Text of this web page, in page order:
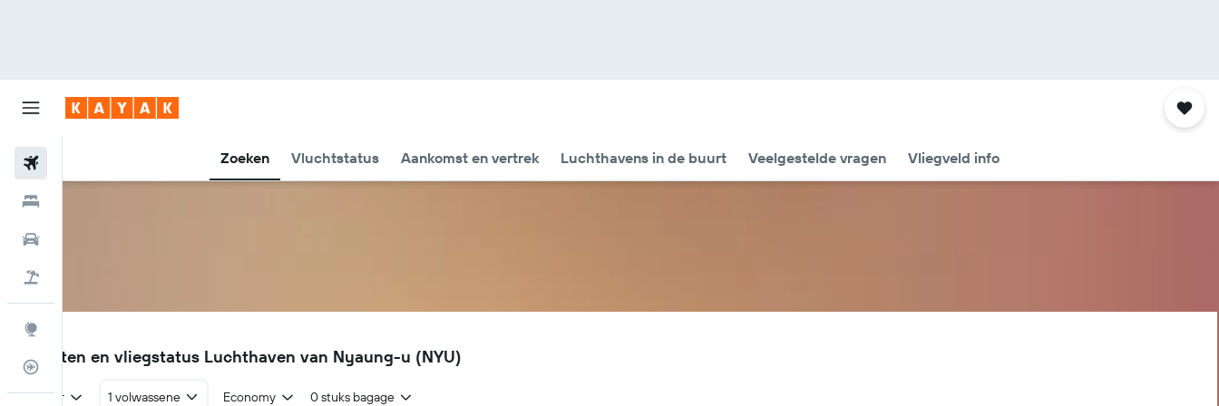
Zoeken Vluchtstatus Aankomst en vertrek Luchthavens in de buurt Veelgestelde vragen Vliegveld info
Vluchtstatus info
NYU
Vluchten en vliegstatus Luchthaven van Nyaung-u (NYU)
Retour 1 volwassene Economy 0 stuks bagage